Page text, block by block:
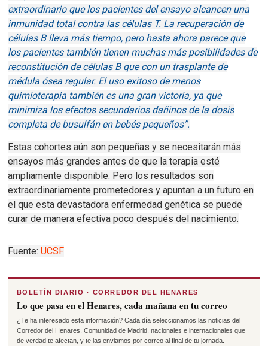
extraordinario que los pacientes del ensayo alcancen una
inmunidad total contra las células T. La recuperación de
células B lleva más tiempo, pero hasta ahora parece que
los pacientes también tienen muchas más posibilidades de
reconstitución de células B que con un trasplante de
médula ósea regular. El uso exitoso de menos
quimioterapia también es una gran victoria, ya que
minimiza los efectos secundarios dañinos de la dosis
completa de busulfán en bebés pequeños”.
Estas cohortes aún son pequeñas y se necesitarán más
ensayos más grandes antes de que la terapia esté
ampliamente disponible. Pero los resultados son
extraordinariamente prometedores y apuntan a un futuro en
el que esta devastadora enfermedad genética se puede
curar de manera efectiva poco después del nacimiento.
Fuente:UCSF
BOLETÍN DIARIO · CORREDOR DEL HENARES
Lo que pasa en el Henares, cada mañana en tu correo
¿Te ha interesado esta información? Cada día seleccionamos las noticias del
Corredor del Henares, Comunidad de Madrid, nacionales e internacionales que
de verdad te afectan, y te las enviamos por correo al final de tu jornada.